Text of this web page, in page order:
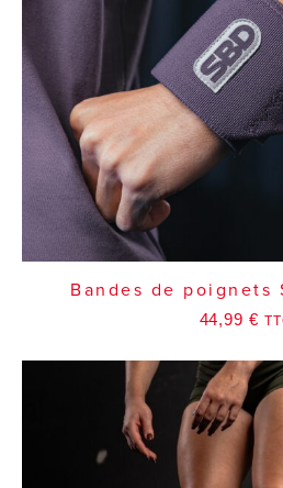
Bandes de poignets
44,99 €